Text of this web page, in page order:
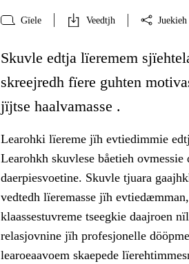
Gïele Veedtjh Juekieh
Skuvle edtja lïeremem
skreejredh fïere guhten
jïjtse haalvamasse .
Learohki lïereme jïh evtiedimmie
Learohkh skuvlese båetieh
daerpiesvoetine. Skuvle tjuara
vedtedh lïeremasse jïh
klaassestuvreme tseegkie daajroen
relasjovnine jïh profesjonelle
learoeaavoem skaepede